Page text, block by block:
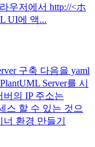
우저에서 http://<ホ
UI에 액...
구축 다음을 yaml
Server를 시
버의 IP 주소는
스 할 수 있는 것으
환경 만들기